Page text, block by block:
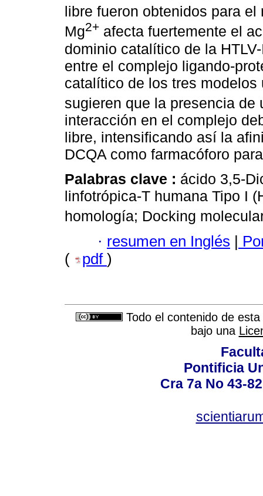
libre fueron obtenidos para
Mg2+ afecta fuertemente el
dominio catalítico de la
entre el complejo ligando-
catalítico de los tres
sugieren que la presencia de
interacción en el complejo
libre, intensificando así la
DCQA como farmacóforo
Palabras clave : ácido 3,5-
linfotrópica-T humana Tipo I
homología; Docking
· resumen en Inglés |
(
pdf )
Todo el contenido de
bajo una
Pontificia
Cra 7a No 43-